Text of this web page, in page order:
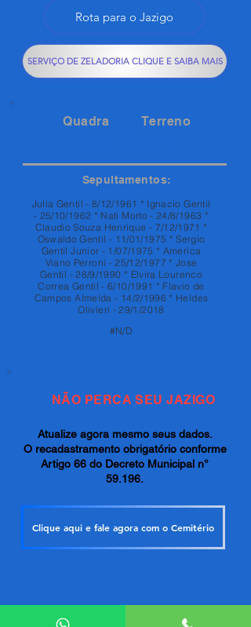
Rota para o Jazigo
SERVIÇO DE ZELADORIA CLIQUE E SAIBA MAIS
Quadra Terreno
Sepultamentos:
Julia Gentil - 8/12/1961 * Ignacio Gentil
- 25/10/1962 * Nati Morto - 24/8/1963 *
Claudio Souza Henrique - 7/12/1971 *
Oswaldo Gentil - 11/01/1975 * Sergio
Gentil Junior - 1/07/1975 * America
Viano Perroni - 25/12/1977 * Jose
Gentil - 28/9/1990 * Elvira Lourenco
Correa Gentil - 6/10/1991 * Flavio de
Campos Almeida - 14/2/1996 * Heldes
Olivieri - 29/1/2018
#N/D
NÃO PERCA SEU JAZIGO
Atualize agora mesmo seus dados.
O recadastramento obrigatório conforme
Artigo 66 do Decreto Municipal n°
59.196.
Clique aqui e fale agora com o Cemitério